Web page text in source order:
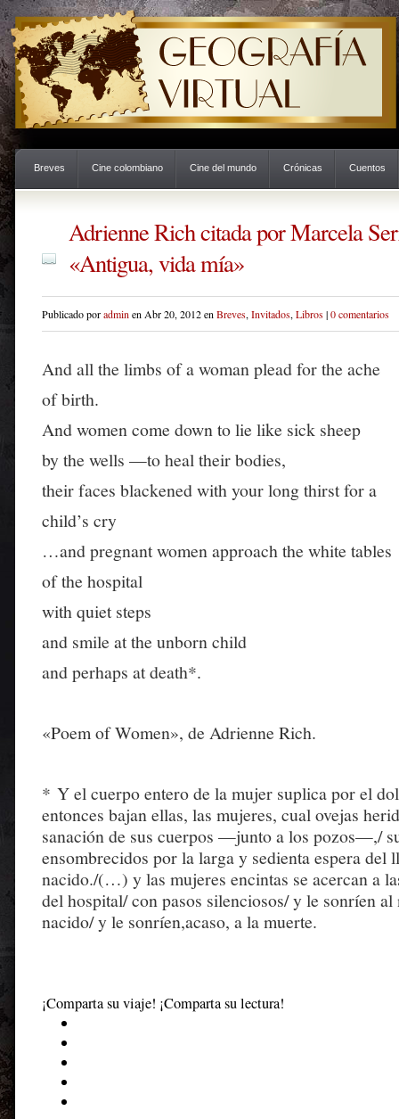
Breves Cine colombiano Cine del mundo Crónicas Cuentos
Adrienne Rich citada por Marcela
«Antigua, vida mía»
Publicado poradmin en Abr 20, 2012 en Breves, Invitados, Libros|0 comentarios
And all the limbs of a woman plead for the ache
of birth.
And women come down to lie like sick sheep
by the wells —to heal their bodies,
their faces blackened with your long thirst for a
child’s cry
…and pregnant women approach the white tables
of the hospital
with quiet steps
and smile at the unborn child
and perhaps at death*.
«Poem of Women», de Adrienne Rich.
* Y el cuerpo entero de la mujer suplica por el
entonces bajan ellas, las mujeres, cual ovejas
sanación de sus cuerpos —junto a los pozos—,/
ensombrecidos por la larga y sedienta espera del
nacido./(…) y las mujeres encintas se acercan a
del hospital/ con pasos silenciosos/ y le sonríen
nacido/ y le sonríen,acaso, a la muerte.
¡Comparta su viaje! ¡Comparta su lectura!